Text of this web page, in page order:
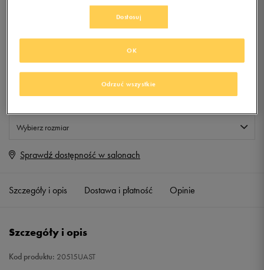
KLUBIE 50 STYLE
Produkt niedostępny
Wybierz rozmiar
8 Powiadom o dostępności
9 Powiadom o dostępności
Sprawdź dostępność w salonach
Szczegóły i opis Dostawa i płatność Opinie
Szczegóły i opis
Kod produktu: 20515UAST
Dostosuj
Odrzuć wszystkie
OK